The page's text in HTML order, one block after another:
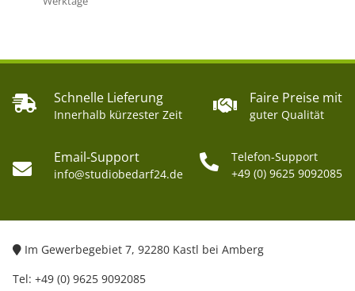
Schnelle Lieferung
Innerhalb kürzester Zeit
Faire Preise mit
guter Qualität
Email-Support
info@studiobedarf24.de
Telefon-Support
+49 (0) 9625 9092085
Im Gewerbegebiet 7, 92280 Kastl bei Amberg
Tel: +49 (0) 9625 9092085